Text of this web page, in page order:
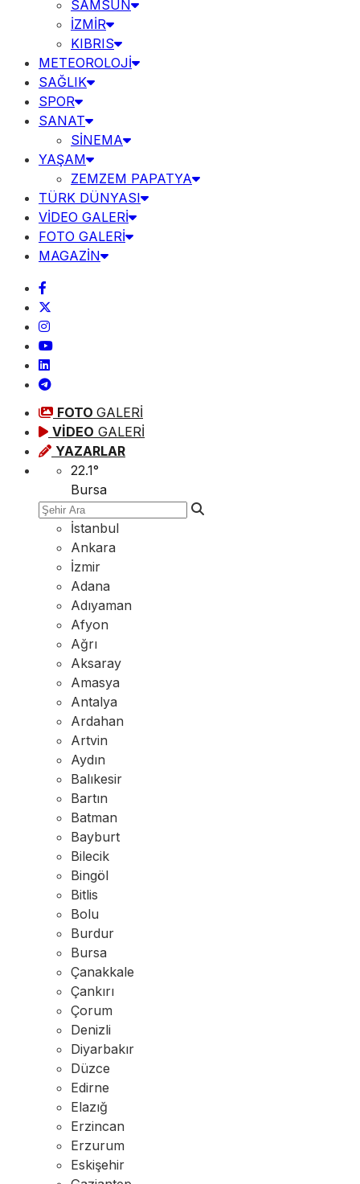
SAMSUN
İZMİR
KIBRIS
METEOROLOJİ
SAĞLIK
SPOR
SANAT
SİNEMA
YAŞAM
ZEMZEM PAPATYA
TÜRK DÜNYASI
VİDEO GALERİ
FOTO GALERİ
MAGAZİN
FOTO GALERİ
VİDEO GALERİ
YAZARLAR
22.1°
Bursa
İstanbul
Ankara
İzmir
Adana
Adıyaman
Afyon
Ağrı
Aksaray
Amasya
Antalya
Ardahan
Artvin
Aydın
Balıkesir
Bartın
Batman
Bayburt
Bilecik
Bingöl
Bitlis
Bolu
Burdur
Bursa
Çanakkale
Çankırı
Çorum
Denizli
Diyarbakır
Düzce
Edirne
Elazığ
Erzincan
Erzurum
Eskişehir